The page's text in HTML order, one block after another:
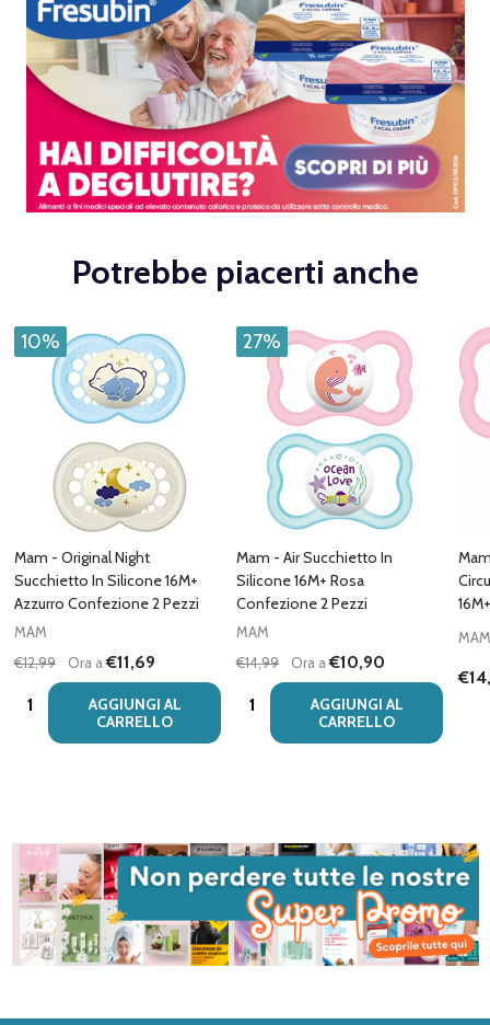
Potrebbe piacerti anche
10%
Mam - Original Night
Succhietto In Silicone 16M+
Azzurro Confezione 2 Pezzi
MAM
€12,99
Ora a€11,69
Quantità:
AGGIUNGI AL
CARRELLO
27%
Mam - Air Succhietto In
Silicone 16M+ Rosa
Confezione 2 Pezzi
MAM
€14,99
Ora a€10,90
Quantità:
AGGIUNGI AL
CARRELLO
MAM